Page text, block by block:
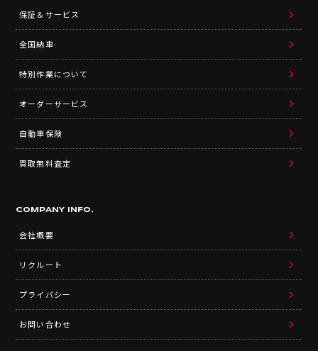
保証＆サービス
全国納車
特別作業について
オーダーサービス
自動車保険
買取無料査定
COMPANY INFO.
会社概要
リクルート
プライバシー
お問い合わせ